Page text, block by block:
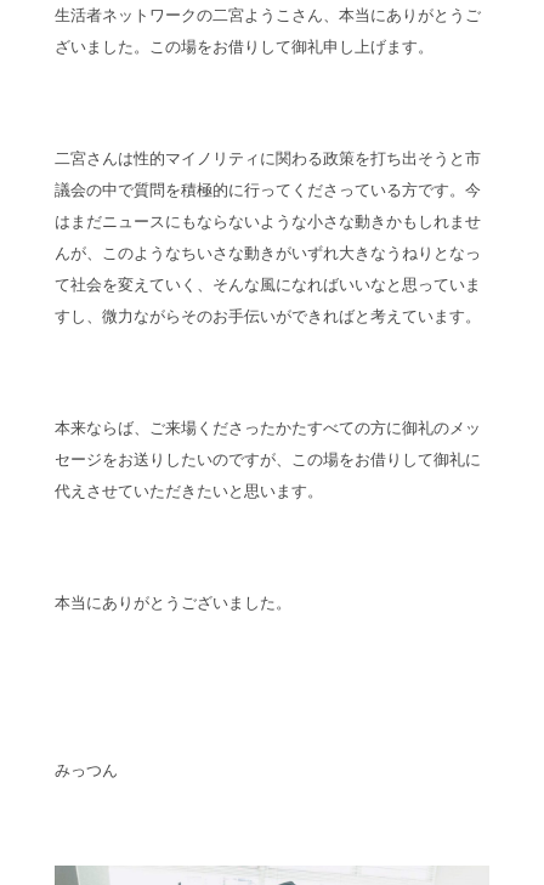
生活者ネットワークの二宮ようこさん、本当にありがとうご
ざいました。この場をお借りして御礼申し上げます。
二宮さんは性的マイノリティに関わる政策を打ち出そうと市
議会の中で質問を積極的に行ってくださっている方です。今
はまだニュースにもならないような小さな動きかもしれませ
んが、このようなちいさな動きがいずれ大きなうねりとなっ
て社会を変えていく、そんな風になればいいなと思っていま
すし、微力ながらそのお手伝いができればと考えています。
本来ならば、ご来場くださったかたすべての方に御礼のメッ
セージをお送りしたいのですが、この場をお借りして御礼に
代えさせていただきたいと思います。
本当にありがとうございました。
みっつん